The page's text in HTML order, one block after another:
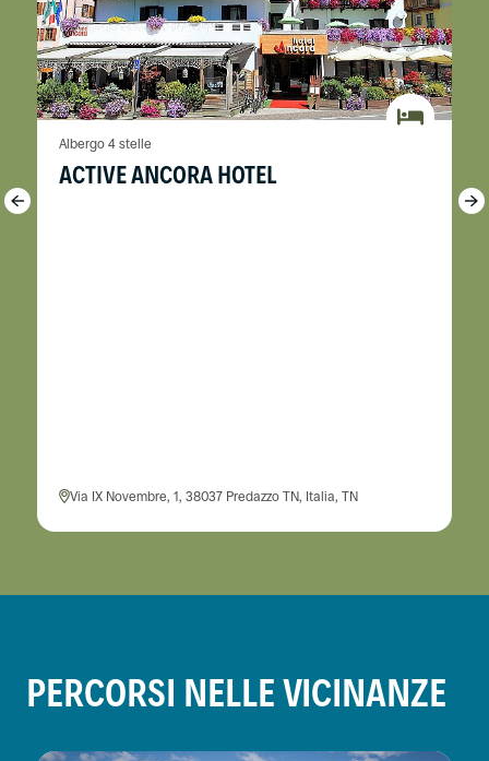
Albergo 4 stelle
ACTIVE ANCORA HOTEL
Via IX Novembre, 1, 38037 Predazzo TN, Italia, TN
PERCORSI NELLE VICINANZE